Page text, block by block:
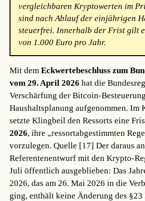
vergleichbaren Kryptowerten im
sind nach Ablauf der einjährigen
steuerfrei. Innerhalb der Frist gilt
von 1.000 Euro pro Jahr.
Mit demEckwertebeschluss zum
vom 29. April 2026 hat die
Verschärfung der Bitcoin-
Haushaltsplanung aufgenommen. Im
setzte Klingbeil den Ressorts eine
2026, ihre „ressortabgestimmten
vorzulegen.Quelle [17] Der daraus
Referentenentwurf mit den Krypto-
Juli öffentlich ausgeblieben: Das
2026, das am 26. Mai 2026 in die
ging, enthält keine Änderung des §23